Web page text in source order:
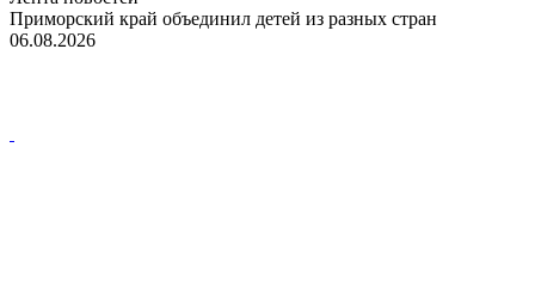
Приморский край объединил детей из разных стран
06.08.2026